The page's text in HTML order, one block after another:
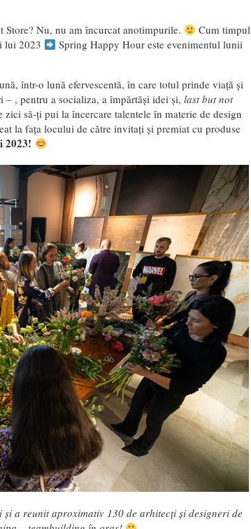
Store? Nu, nu am încurcat anotimpurile.
Cum timpul
lui 2023
Spring Happy Hour este evenimentul lunii
într-o lună efervescentă, în care totul prinde viață și
, pentru a socializa, a împărtăși idei și, last but not
să-ți pui la încercare talentele în materie de design
la fața locului de către invitați și premiat cu produse
2023!
a reunit aproximativ 130 de arhitecți și designeri de